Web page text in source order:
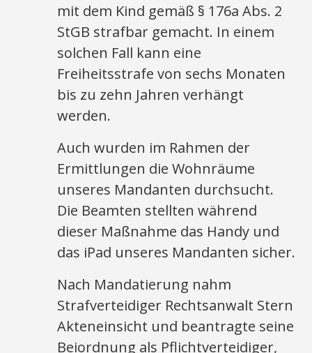
mit dem Kind gemäß § 176a Abs. 2
StGB strafbar gemacht. In einem
solchen Fall kann eine
Freiheitsstrafe von sechs Monaten
bis zu zehn Jahren verhängt
werden.
Auch wurden im Rahmen der
Ermittlungen die Wohnräume
unseres Mandanten durchsucht.
Die Beamten stellten während
dieser Maßnahme das Handy und
das iPad unseres Mandanten sicher.
Nach Mandatierung nahm
Strafverteidiger Rechtsanwalt Stern
Akteneinsicht und beantragte seine
Beiordnung als Pflichtverteidiger,